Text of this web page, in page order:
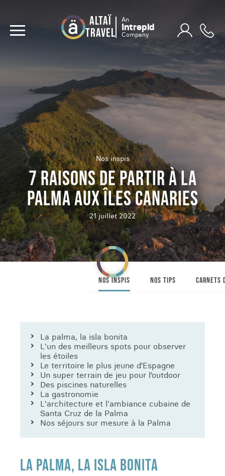
ALTAÏ
TRAVEL
An
Intrepid
Company
Nos inspis
7 RAISONS DE PARTIR À LA
PALMA AUX ÎLES CANARIES
21 juillet 2022
NOS INSPIS NOS TIPS CARNETS
La palma, la isla bonita
L'un des meilleurs spots pour observer
les étoiles
Le territoire le plus jeune d’Espagne
Un super terrain de jeu pour l’outdoor
Des piscines naturelles
La gastronomie
L'architecture et l'ambiance cubaine de
Santa Cruz de la Palma
Nos séjours sur mesure à la Palma
LA PALMA, LA ISLA BONITA